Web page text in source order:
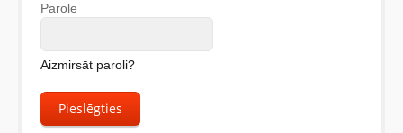
Parole
Aizmirsāt paroli?
Pieslēgties